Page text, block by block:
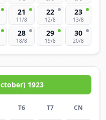
21
11/8
22
12/8
23
13/8
28
18/8
29
19/8
30
20/8
1923
T6 T7 CN